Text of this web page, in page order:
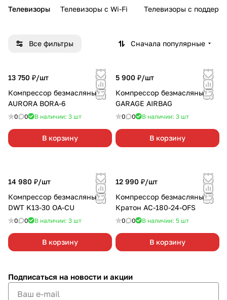
Телевизоры Телевизоры с Wi-Fi Телевизоры с
Все фильтры Сначала популярные
13 750 ₽/шт
Компрессор безмасляный
AURORA BORA-6
0 0 В наличии: 3 шт
В корзину
5 900 ₽/шт
Компрессор безмасляный
GARAGE AIRBAG
0 0 В наличии: 3 шт
В корзину
14 980 ₽/шт
Компрессор безмасляный
DWT K13-30 OA-CU
0 0 В наличии: 3 шт
В корзину
12 990 ₽/шт
Компрессор безмасляный
Кратон AC-180-24-OFS
0 0 В наличии: 5 шт
В корзину
Подписаться на новости и акции